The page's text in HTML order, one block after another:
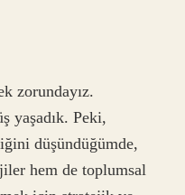
zorundayız.
yaşadık. Peki,
düşündüğümde,
hem de toplumsal